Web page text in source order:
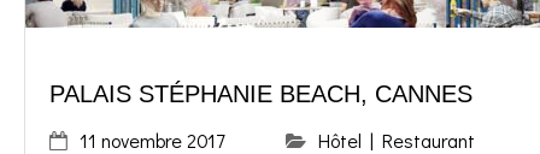
PALAIS STÉPHANIE BEACH, CANNES
11 novembre 2017
Hôtel | Restaurant